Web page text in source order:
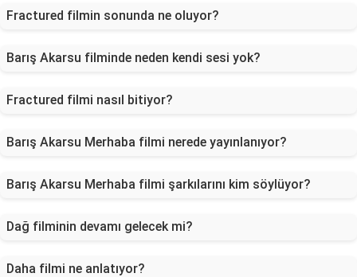
Fractured filmin sonunda ne oluyor?
Barış Akarsu filminde neden kendi sesi yok?
Fractured filmi nasıl bitiyor?
Barış Akarsu Merhaba filmi nerede yayınlanıyor?
Barış Akarsu Merhaba filmi şarkılarını kim söylüyor?
Dağ filminin devamı gelecek mi?
Daha filmi ne anlatıyor?